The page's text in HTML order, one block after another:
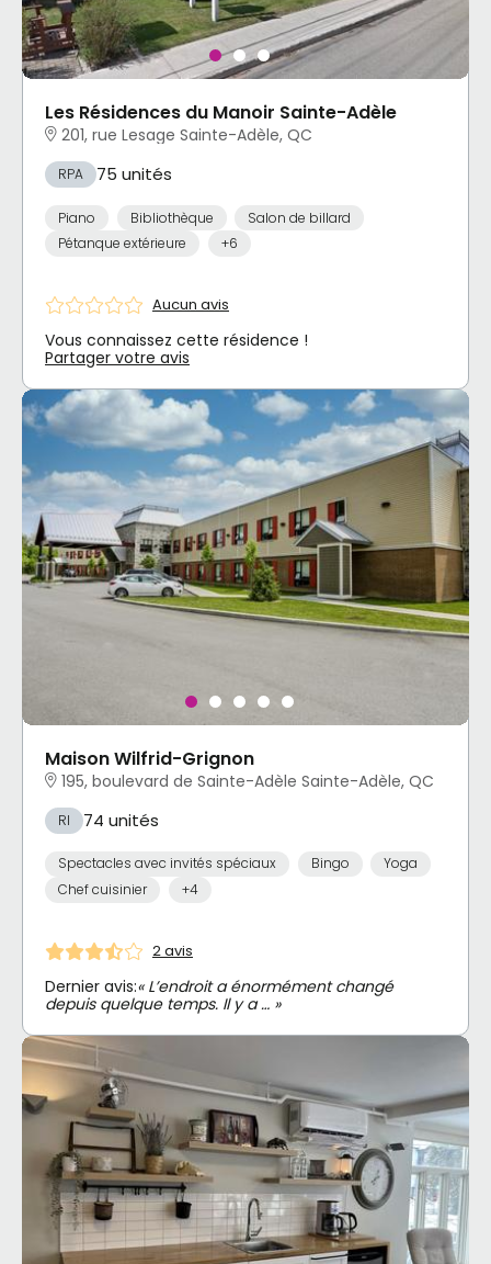
Les Résidences du Manoir Sainte-Adèle
201, rue Lesage Sainte-Adèle, QC
RPA 75 unités
Piano Bibliothèque
Salon de billard
Pétanque extérieure
+6
Aucun avis
Vous connaissez cette résidence !
Partager votre avis
Maison Wilfrid-Grignon
195, boulevard de Sainte-Adèle Sainte-Adèle, QC
RI 74 unités
Spectacles avec invités spéciaux Bingo
Yoga
Chef cuisinier
+4
2 avis
Dernier avis:« L’endroit a énormément changé
depuis quelque temps. Il y a … »